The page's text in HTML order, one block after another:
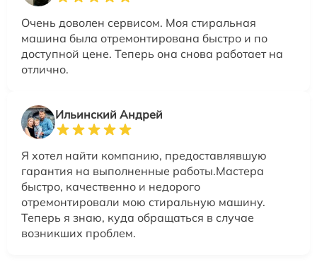
Очень доволен сервисом. Моя стиральная
машина была отремонтирована быстро и по
доступной цене. Теперь она снова работает на
отлично.
Ильинский Андрей
Я хотел найти компанию, предоставлявшую
гарантия на выполненные работы.Мастера
быстро, качественно и недорого
отремонтировали мою стиральную машину.
Теперь я знаю, куда обращаться в случае
возникших проблем.